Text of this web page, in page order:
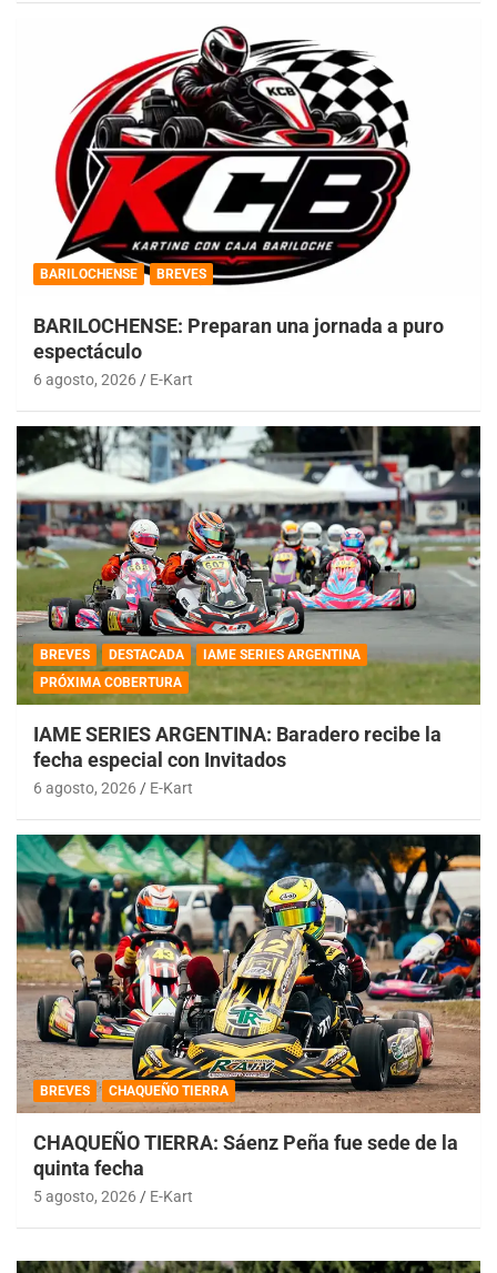
BARILOCHENSE BREVES
BARILOCHENSE: Preparan una jornada a puro
espectáculo
6 agosto, 2026 E-Kart
BREVES DESTACADA
IAME SERIES ARGENTINA
PRÓXIMA COBERTURA
IAME SERIES ARGENTINA: Baradero recibe la
fecha especial con Invitados
6 agosto, 2026 E-Kart
BREVES CHAQUEÑO TIERRA
CHAQUEÑO TIERRA: Sáenz Peña fue sede de la
quinta fecha
5 agosto, 2026 E-Kart